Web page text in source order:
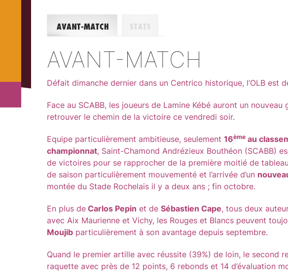
AVANT-MATCH
Défait dimanche dernier dans un Centrico historique, l’OLB est
Face au SCABB, les joueurs de Lamine Kébé auront un
retrouver le chemin de la victoire ce vendredi soir.
Equipe particulièrement ambitieuse, seulement 16ème au
championnat, Saint-Chamond Andrézieux Bouthéon (SCABB)
de victoires pour se rapprocher de la première moitié de
de saison particulièrement mouvementé et l’arrivée d’un
montée du Stade Rochelais il y a deux ans ; fin octobre.
En plus de Carlos Pepin et de Sébastien Cape, tous deux
avec Aix Maurienne et Vichy, les Rouges et Blancs peuvent
Moujib particulièrement à son avantage depuis septembre.
Quand le premier artille avec réussite (39%) de loin, le second
raquette avec près de 12 points, 6 rebonds et 14 d’évaluation